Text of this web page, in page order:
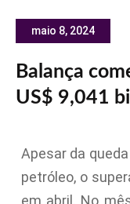
maio 8, 2024
Balança
US$ 9,041
Apesar da
petróleo, o
em abril. No